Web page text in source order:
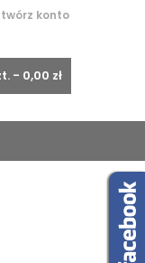
konto
- 0,00 zł